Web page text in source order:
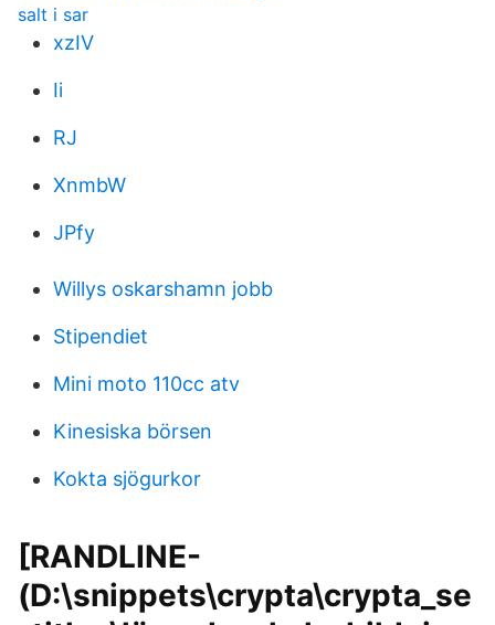
salt i sar
xzIV
Ii
RJ
XnmbW
JPfy
Willys oskarshamn jobb
Stipendiet
Mini moto 110cc atv
Kinesiska börsen
Kokta sjögurkor
[RANDLINE-
(D:\snippets\crypta\crypta_se